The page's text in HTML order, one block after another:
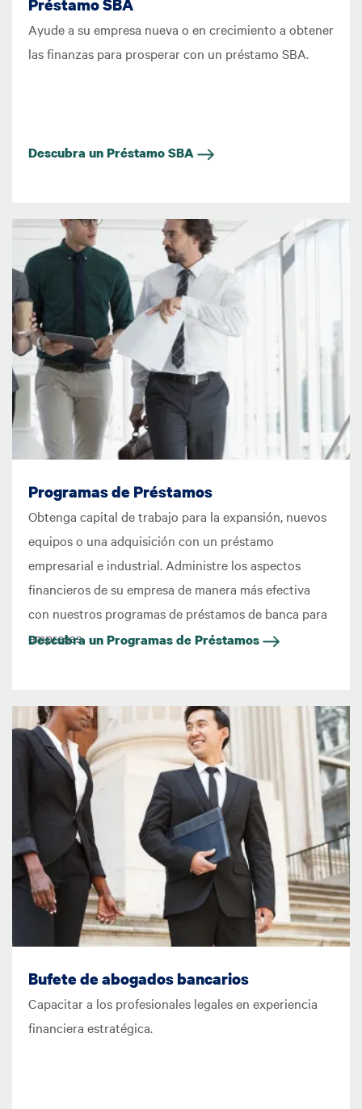
Préstamo SBA
Ayude a su empresa nueva o en crecimiento a obtener
las finanzas para prosperar con un préstamo SBA.
Descubra un Préstamo SBA
Imagen
Programas de Préstamos
Obtenga capital de trabajo para la expansión, nuevos
equipos o una adquisición con un préstamo
empresarial e industrial. Administre los aspectos
financieros de su empresa de manera más efectiva
con nuestros programas de préstamos de banca para
empresas.
Descubra un Programas de Préstamos
Imagen
Bufete de abogados bancarios
Capacitar a los profesionales legales en experiencia
financiera estratégica.